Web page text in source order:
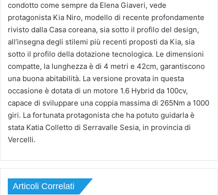
condotto come sempre da Elena Giaveri, vede
protagonista Kia Niro, modello di recente profondamente
rivisto dalla Casa coreana, sia sotto il profilo del design,
all’insegna degli stilemi più recenti proposti da Kia, sia
sotto il profilo della dotazione tecnologica. Le dimensioni
compatte, la lunghezza è di 4 metri e 42cm, garantiscono
una buona abitabilità. La versione provata in questa
occasione è dotata di un motore 1.6 Hybrid da 100cv,
capace di sviluppare una coppia massima di 265Nm a 1000
giri. La fortunata protagonista che ha potuto guidarla è
stata Katia Colletto di Serravalle Sesia, in provincia di
Vercelli.
Articoli Correlati